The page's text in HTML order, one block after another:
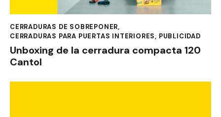
CERRADURAS DE SOBREPONER,
CERRADURAS PARA PUERTAS INTERIORES, PUBLICIDAD
Unboxing de la cerradura compacta 120
Cantol